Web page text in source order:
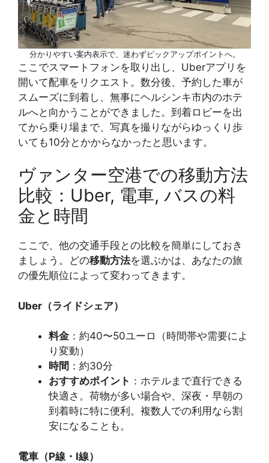
分かりやすい案内表示で、迷わずピックアップポイントへ。
ここでスマートフォンを取り出し、Uberアプリを
開いて配車をリクエスト。数分後、予約した車が
スムーズに到着し、無事にヘルシンキ市内のホテ
ルへと向かうことができました。到着ロビーを出
てから乗り場まで、写真を撮りながらゆっくり歩
いても10分とかからなかったと思います。
ヴァンター空港での移動方法
比較：Uber, 電車, バスの料
金と時間
ここで、他の交通手段との比較を簡単にしておき
ましょう。どの移動方法を選ぶかは、あなたの旅
の優先順位によって変わってきます。
Uber（ライドシェア）
料金 ：約40〜50ユーロ（時間帯や需要によ
り変動）
時間 ：約30分
おすすめポイント ：ホテルまで直行できる
快適さ。荷物が多い場合や、深夜・早朝の
到着時に特に便利。複数人での利用なら割
安になることも。
電車（P線・I線）